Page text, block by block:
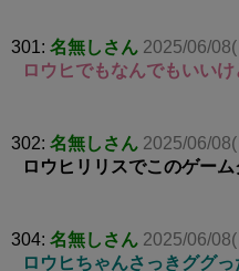
301: 名無しさん 2025/06/
ロウヒでもなんでもいいけ
302: 名無しさん 2025/06/
ロウヒリリスでこのゲー
304: 名無しさん 2025/06/
ロウヒちゃんさっきググ